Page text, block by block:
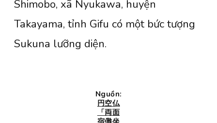
Shimobo, xã Nyukawa, huyện
Takayama, tỉnh Gifu có một bức tượng
Sukuna lưỡng diện.
Nguồn:
円空仏
「両面